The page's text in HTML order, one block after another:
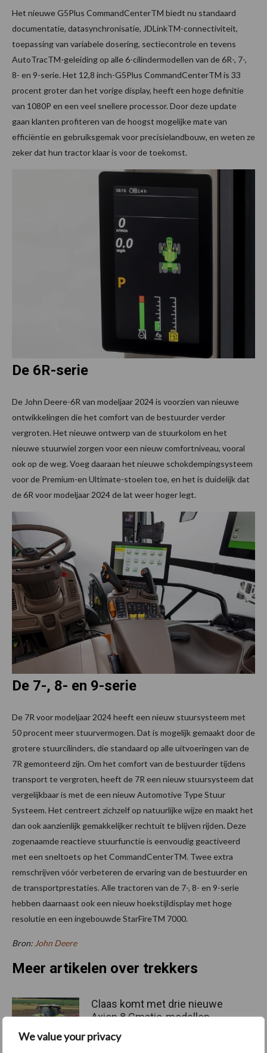
We value your privacy
Het nieuwe G5Plus CommandCenterTM biedt nu standaard
documentatie, datasynchronisatie, JDLinkTM-connectiviteit,
toepassing van variabele dosering, sectiecontrole en tevens
AutoTracTM-geleiding op alle 6-cilindermodellen van de 6R-, 7-,
8- en 9-serie. Het 12,8 inch-G5Plus CommandCenterTM is 33
procent groter dan het vorige display, heeft een hoge definitie
van 1080P en een veel snellere processor. Door deze update
gaan klanten profiteren van de hoogst mogelijke mate van
efficiëntie en gebruiksgemak voor precisielandbouw, en weten ze
zeker dat hun tractor klaar is voor de toekomst.
De 6R-serie
De John Deere-6R van modeljaar 2024 is voorzien van nieuwe
ontwikkelingen die het comfort van de bestuurder verder
vergroten. Het nieuwe ontwerp van de stuurkolom en het
nieuwe stuurwiel zorgen voor een nieuw comfortniveau, vooral
ook op de weg. Voeg daaraan het nieuwe schokdempingsysteem
voor de Premium-en Ultimate-stoelen toe, en het is duidelijk dat
de 6R voor modeljaar 2024 de lat weer hoger legt.
De 7-, 8- en 9-serie
De 7R voor modeljaar 2024 heeft een nieuw stuursysteem met
50 procent meer stuurvermogen. Dat is mogelijk gemaakt door de
grotere stuurcilinders, die standaard op alle uitvoeringen van de
7R gemonteerd zijn. Om het comfort van de bestuurder tijdens
transport te vergroten, heeft de 7R een nieuw stuursysteem dat
vergelijkbaar is met de een nieuw Automotive Type Stuur
Systeem. Het centreert zichzelf op natuurlijke wijze en maakt het
dan ook aanzienlijk gemakkelijker rechtuit te blijven rijden. Deze
zogenaamde reactieve stuurfunctie is eenvoudig geactiveerd
met een sneltoets op het CommandCenterTM. Twee extra
remschrijven vóór verbeteren de ervaring van de bestuurder en
de transportprestaties. Alle tractoren van de 7-, 8- en 9-serie
hebben daarnaast ook een nieuw hoekstijldisplay met hoge
resolutie en een ingebouwde StarFireTM 7000.
Bron: John Deere
Meer artikelen over trekkers
Claas komt met drie nieuwe
Axion 8 Cmatic-modellen
tot 313 pk